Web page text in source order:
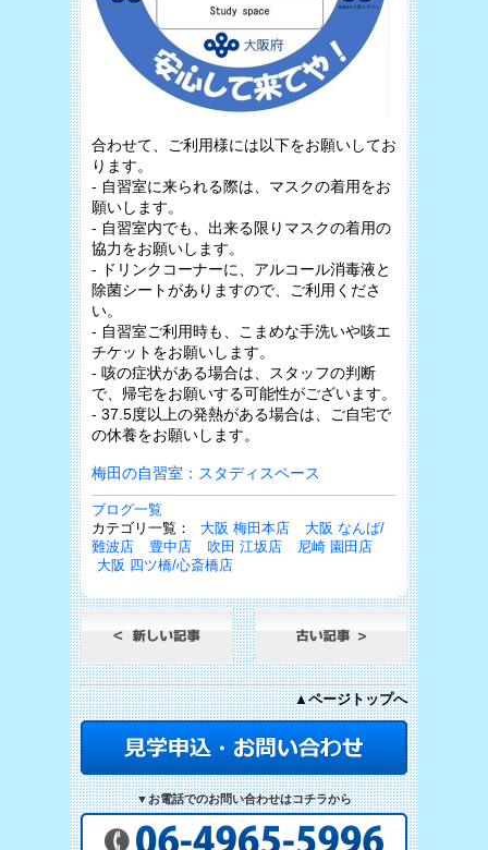
合わせて、ご利用様には以下をお願いしてお
ります。
- 自習室に来られる際は、マスクの着用をお
願いします。
- 自習室内でも、出来る限りマスクの着用の
協力をお願いします。
- ドリンクコーナーに、アルコール消毒液と
除菌シートがありますので、ご利用くださ
い。
- 自習室ご利用時も、こまめな手洗いや咳エ
チケットをお願いします。
- 咳の症状がある場合は、スタッフの判断
で、帰宅をお願いする可能性がございます。
- 37.5度以上の発熱がある場合は、ご自宅で
の休養をお願いします。
梅田の自習室：スタディスペース
ブログ一覧
カテゴリ一覧：
大阪 梅田本店
大阪 なんば/
難波店
豊中店 吹田 江坂店
尼崎 園田店
大阪 四ツ橋/心斎橋店
▲ページトップへ
▼お電話でのお問い合わせはコチラから